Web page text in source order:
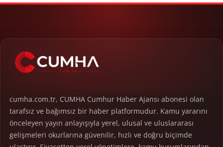
cumha.com.tr, CUMHA Cumhur Haber Ajansı abonesi olan
tarafsız ve bağımsız bir haber platformudur. Kamu yararını
önceleyen yayın anlayışıyla yerel, ulusal ve uluslararası
gelişmeleri okurlarına güvenilir, hızlı ve doğru biçimde